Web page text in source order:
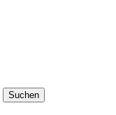
Suchen